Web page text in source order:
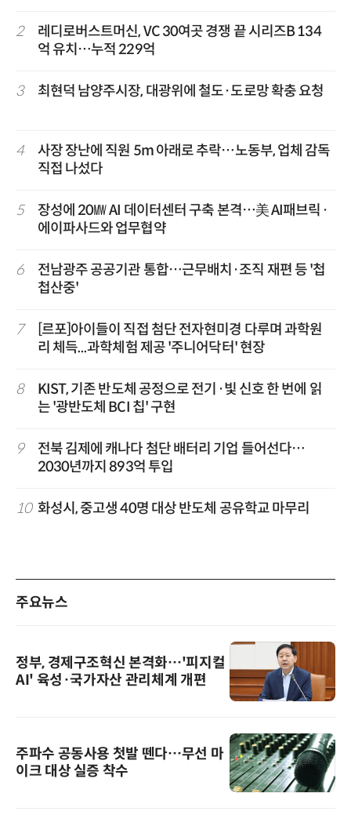
2
레디로버스트머신, VC 30여곳 경쟁 끝 시리즈B 134
억 유치…누적 229억
3 최현덕 남양주시장, 대광위에 철도·도로망 확충 요청
4
사장 장난에 직원 5m 아래로 추락…노동부, 업체 감독
직접 나섰다
5
장성에 20㎿ AI 데이터센터 구축 본격…美 AI패브릭·
에이파사드와 업무협약
6
전남광주 공공기관 통합…근무배치·조직 재편 등 '첩
첩산중'
7
[르포]아이들이 직접 첨단 전자현미경 다루며 과학원
리 체득...과학체험 제공 '주니어닥터' 현장
8
KIST, 기존 반도체 공정으로 전기·빛 신호 한 번에 읽
는 '광반도체 BCI 칩' 구현
9
전북 김제에 캐나다 첨단 배터리 기업 들어선다…
2030년까지 893억 투입
10 화성시, 중고생 40명 대상 반도체 공유학교 마무리
주요뉴스
정부, 경제구조혁신 본격화…'피지컬
AI' 육성·국가자산 관리체계 개편
주파수 공동사용 첫발 뗀다…무선 마
이크 대상 실증 착수